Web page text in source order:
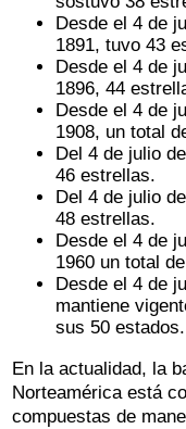
Desde el 4 de
1891, tuvo 43
Desde el 4 de
1896, 44
Desde el 4 de
1908, un total
Del 4 de julio
46 estrellas.
Del 4 de julio
48 estrellas.
Desde el 4 de
1960 un total
Desde el 4 de
mantiene
sus 50 estados.
En la actualidad, la
Norteamérica está
compuestas de